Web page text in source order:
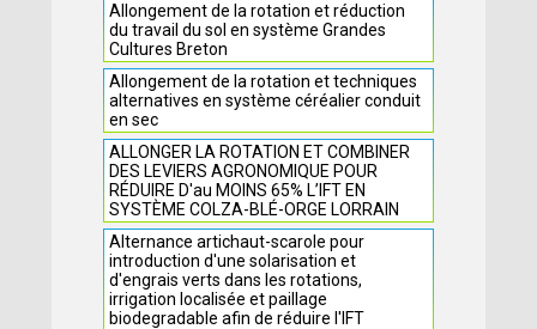
Allongement de la rotation et réduction
du travail du sol en système Grandes
Cultures Breton
Allongement de la rotation et techniques
alternatives en système céréalier conduit
en sec
ALLONGER LA ROTATION ET COMBINER
DES LEVIERS AGRONOMIQUE POUR
RÉDUIRE D'au MOINS 65% L’IFT EN
SYSTÈME COLZA-BLÉ-ORGE LORRAIN
Alternance artichaut-scarole pour
introduction d'une solarisation et
d'engrais verts dans les rotations,
irrigation localisée et paillage
biodegradable afin de réduire l'IFT